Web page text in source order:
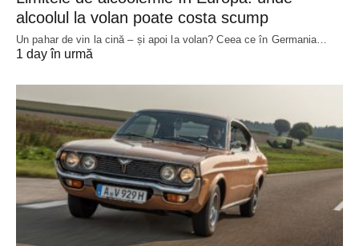
alcoolul la volan poate costa scump
Un pahar de vin la cină – și apoi la volan? Ceea ce în Germania…
1 day în urmă